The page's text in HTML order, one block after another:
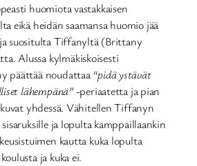
huomiota vastakkaisen
eikä heidän saamansa huomio jää
suositulta Tiffanyltä (Brittany
Alussa kylmäkiskoisesti
päättää noudattaa “pidä ystävät
lähempänä”-periaatetta ja pian
yhdessä. Vähitellen Tiffanyn
ja lopulta kamppaillaankin
kautta kuka lopulta
ja kuka ei.